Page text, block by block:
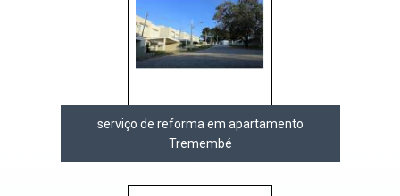
serviço de reforma em apartamento
Tremembé